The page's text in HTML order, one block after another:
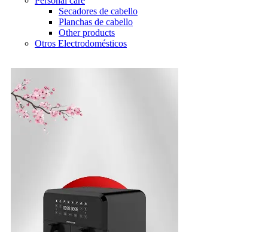
Secadores de cabello
Planchas de cabello
Other products
Otros Electrodomésticos